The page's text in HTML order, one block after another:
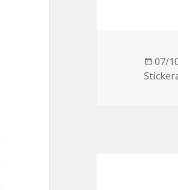
am
07/